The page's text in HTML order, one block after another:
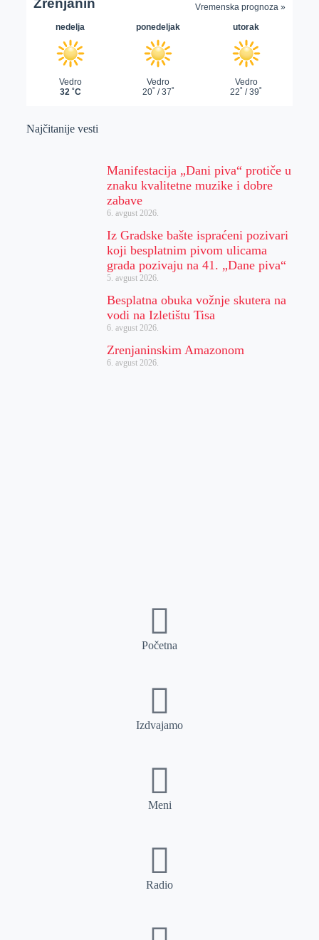
Najčitanije vesti
Manifestacija „Dani piva“ protiče u
znaku kvalitetne muzike i dobre
zabave
6. avgust 2026.
Iz Gradske bašte ispraćeni pozivari
koji besplatnim pivom ulicama
grada pozivaju na 41. „Dane piva“
5. avgust 2026.
Besplatna obuka vožnje skutera na
vodi na Izletištu Tisa
6. avgust 2026.
Zrenjaninskim Amazonom
6. avgust 2026.
Početna
Izdvajamo
Meni
Radio